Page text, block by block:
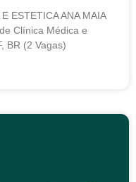
ESTETICA ANA MAIA
Clínica Médica e
BR (2 Vagas)